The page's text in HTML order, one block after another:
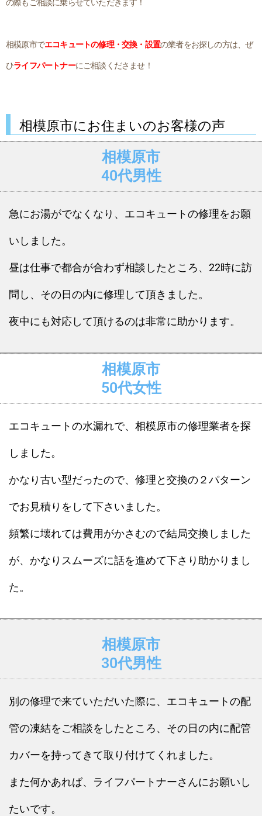
の際もご相談に乗らせていただきます！
相模原市でエコキュートの修理・交換・設置の業者をお探しの方は、ぜ
ひライフパートナーにご相談くださませ！
相模原市にお住まいのお客様の声
相模原市
40代男性
急にお湯がでなくなり、エコキュートの修理をお願
いしました。
昼は仕事で都合が合わず相談したところ、22時に訪
問し、その日の内に修理して頂きました。
夜中にも対応して頂けるのは非常に助かります。
相模原市
50代女性
エコキュートの水漏れで、相模原市の修理業者を探
しました。
かなり古い型だったので、修理と交換の２パターン
でお見積りをして下さいました。
頻繁に壊れては費用がかさむので結局交換しました
が、かなりスムーズに話を進めて下さり助かりまし
た。
相模原市
30代男性
別の修理で来ていただいた際に、エコキュートの配
管の凍結をご相談をしたところ、その日の内に配管
カバーを持ってきて取り付けてくれました。
また何かあれば、ライフパートナーさんにお願いし
たいです。